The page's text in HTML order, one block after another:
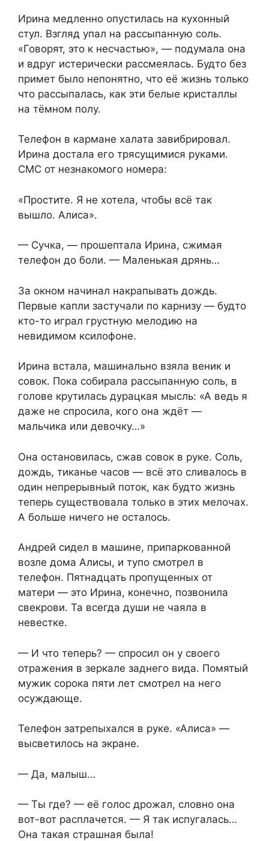
Ирина медленно опустилась на кухонный
стул. Взгляд упал на рассыпанную соль.
«Говорят, это к несчастью», — подумала она
и вдруг истерически рассмеялась. Будто без
примет было непонятно, что её жизнь только
что рассыпалась, как эти белые кристаллы
на тёмном полу.
Телефон в кармане халата завибрировал.
Ирина достала его трясущимися руками.
СМС от незнакомого номера:
«Простите. Я не хотела, чтобы всё так
вышло. Алиса».
— Сучка, — прошептала Ирина, сжимая
телефон до боли. — Маленькая дрянь…
За окном начинал накрапывать дождь.
Первые капли застучали по карнизу — будто
кто-то играл грустную мелодию на
невидимом ксилофоне.
Ирина встала, машинально взяла веник и
совок. Пока собирала рассыпанную соль, в
голове крутилась дурацкая мысль: «А ведь я
даже не спросила, кого она ждёт —
мальчика или девочку…»
Она остановилась, сжав совок в руке. Соль,
дождь, тиканье часов — всё это сливалось в
один непрерывный поток, как будто жизнь
теперь существовала только в этих мелочах.
А больше ничего не осталось.
Андрей сидел в машине, припаркованной
возле дома Алисы, и тупо смотрел в
телефон. Пятнадцать пропущенных от
матери — это Ирина, конечно, позвонила
свекрови. Та всегда души не чаяла в
невестке.
— И что теперь? — спросил он у своего
отражения в зеркале заднего вида. Помятый
мужик сорока пяти лет смотрел на него
осуждающе.
Телефон затрепыхался в руке. «Алиса» —
высветилось на экране.
— Да, малыш…
— Ты где? — её голос дрожал, словно она
вот-вот расплачется. — Я так испугалась…
Она такая страшная была!